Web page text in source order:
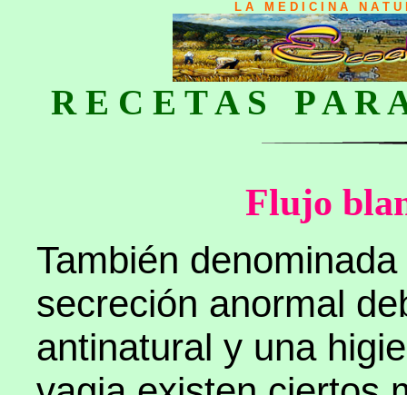
L A M E D I C I N A N A T
R E C E T A S P A
Flujo
También denominada
secreción anormal
antinatural y una